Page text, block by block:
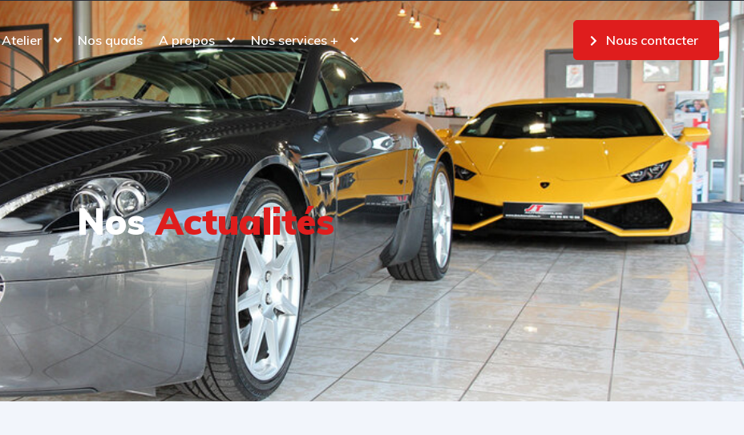
Atelier Nos quads A propos Nos services + Nous contacter
NosActualités